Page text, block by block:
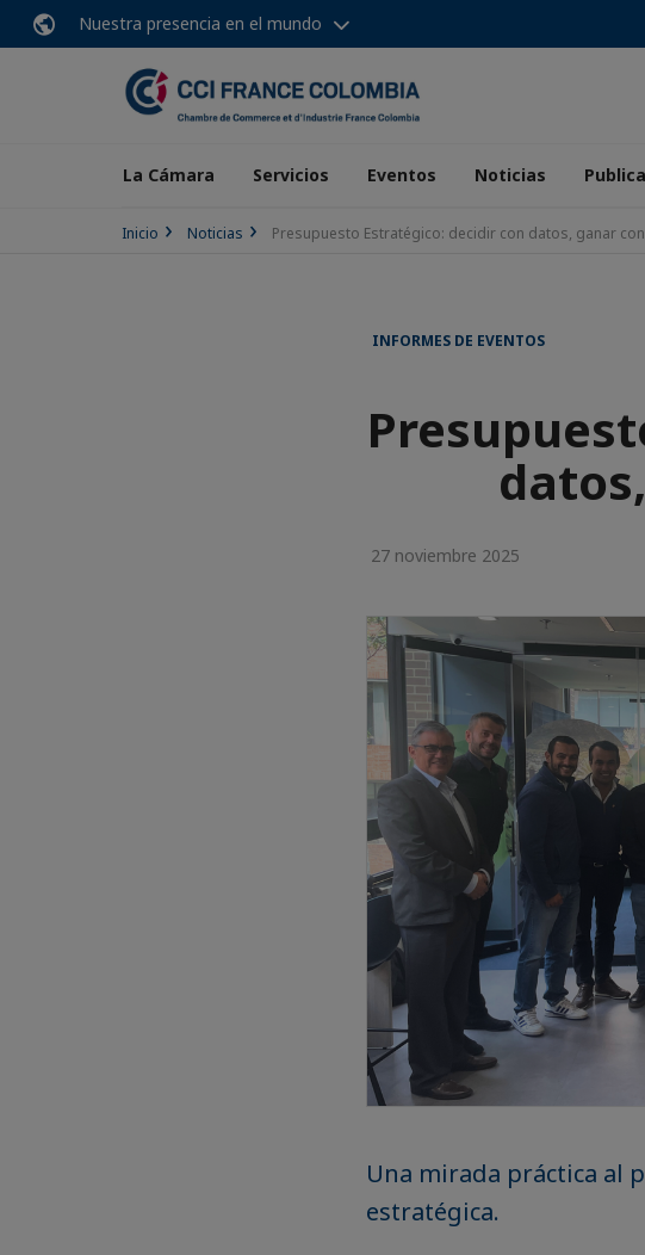
Nuestra presencia en el mundo
La Cámara Servicios Eventos Noticias
Inicio Noticias Presupuesto Estratégico: decidir con datos, ganar
INFORMES DE EVENTOS
27 noviembre 2025
Una mirada práctica al
estratégica.